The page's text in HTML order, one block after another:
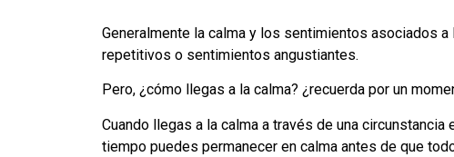
Generalmente la calma y los sentimientos asociados
repetitivos o sentimientos angustiantes.
Pero, ¿cómo llegas a la calma? ¿recuerda por un
Cuando llegas a la calma a través de una
tiempo puedes permanecer en calma antes de que